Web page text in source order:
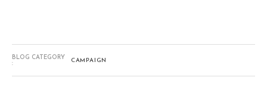
BLOG CATEGORY
:
CAMPAIGN